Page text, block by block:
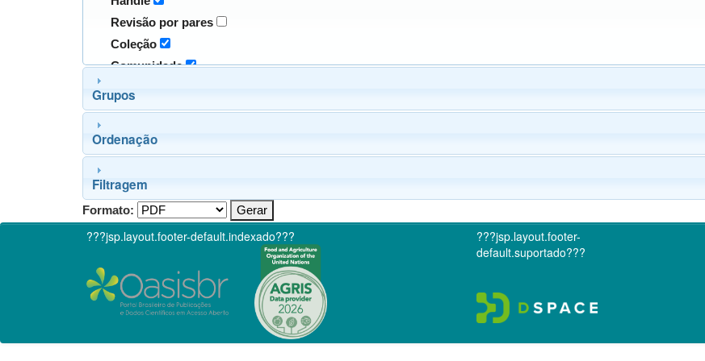
Revisão por pares
Coleção
Comunidade
Grupos
Ordenação
Filtragem
Formato:
???jsp.layout.footer-default.indexado???
???jsp.layout.footer-
default.suportado???